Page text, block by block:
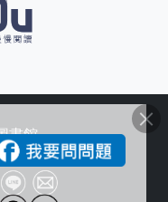
書館
Library